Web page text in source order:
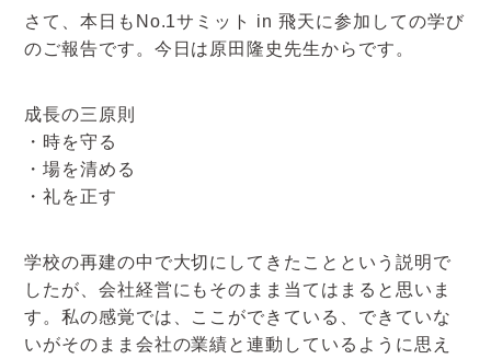
さて、本日もNo.1サミット in 飛天に参加しての学び
のご報告です。今日は原田隆史先生からです。
成長の三原則
・時を守る
・場を清める
・礼を正す
学校の再建の中で大切にしてきたことという説明で
したが、会社経営にもそのまま当てはまると思いま
す。私の感覚では、ここができている、できていな
いがそのまま会社の業績と連動しているように思え